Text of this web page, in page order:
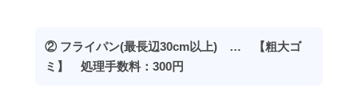
② フライパン(最長辺30cm以上) … 【粗大ゴ
ミ】 処理手数料：300円